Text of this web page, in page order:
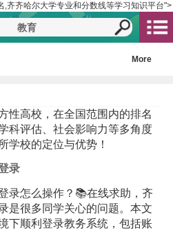
齐齐哈尔大学专业和分数线等学习知识平台">
More
性高校，在全国范围内的排名
科评估、社会影响力等多角度
学校的定位与优势！
录
录怎么操作？📚在线求助，齐
是很多同学关心的问题。本文
下顺利登录教务系统，包括账